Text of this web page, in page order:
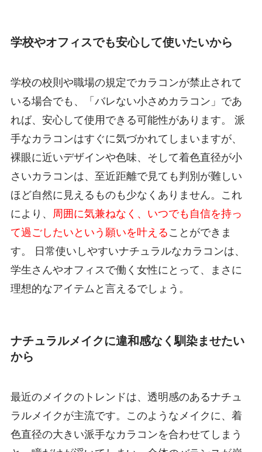
学校やオフィスでも安心して使いたいから
学校の校則や職場の規定でカラコンが禁止されて
いる場合でも、「バレない小さめカラコン」であ
れば、安心して使用できる可能性があります。 派
手なカラコンはすぐに気づかれてしまいますが、
裸眼に近いデザインや色味、そして着色直径が小
さいカラコンは、至近距離で見ても判別が難しい
ほど自然に見えるものも少なくありません。これ
により、
周囲に気兼ねなく、いつでも自信を持っ
て過ごしたいという願いを叶える ことができま
す。 日常使いしやすいナチュラルなカラコンは、
学生さんやオフィスで働く女性にとって、まさに
理想的なアイテムと言えるでしょう。
ナチュラルメイクに違和感なく馴染ませたい
から
最近のメイクのトレンドは、透明感のあるナチュ
ラルメイクが主流です。このようなメイクに、着
色直径の大きい派手なカラコンを合わせてしまう